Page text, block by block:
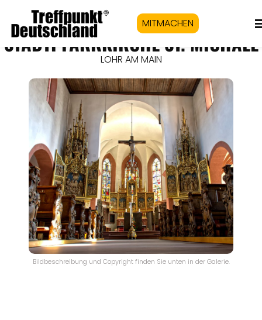
MITMACHEN
STADTPFARRKIRCHE ST. MICHAEL
LOHR AM MAIN
Bildbeschreibung und Copyright finden Sie unten in der Galerie.